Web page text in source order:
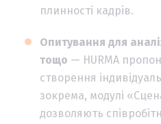
плинності кадрів.
Опитування для
тощо — HURMA
створення
зокрема, модулі
дозволяють